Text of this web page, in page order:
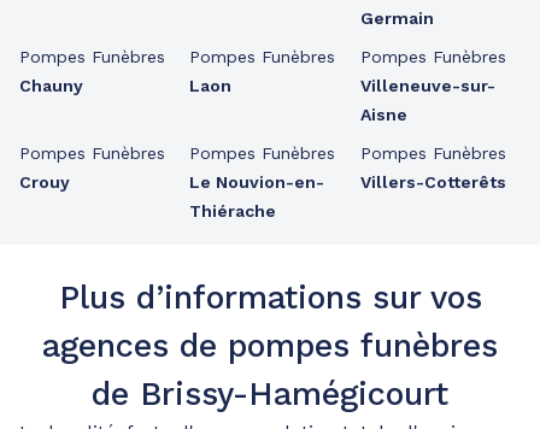
Pompes Funèbres
Chauny
Pompes Funèbres
Crouy
Pompes Funèbres
Laon
Pompes Funèbres
Le Nouvion-en-
Thiérache
Germain
Pompes Funèbres
Villeneuve-sur-
Aisne
Pompes Funèbres
Villers-Cotterêts
Plus d’informations sur vos
agences de pompes funèbres
de Brissy-Hamégicourt